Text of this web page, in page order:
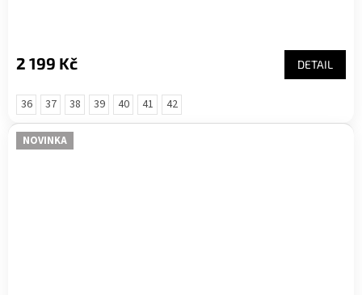
2 199 Kč DETAIL
36 37 38 39 40 41 42
NOVINKA